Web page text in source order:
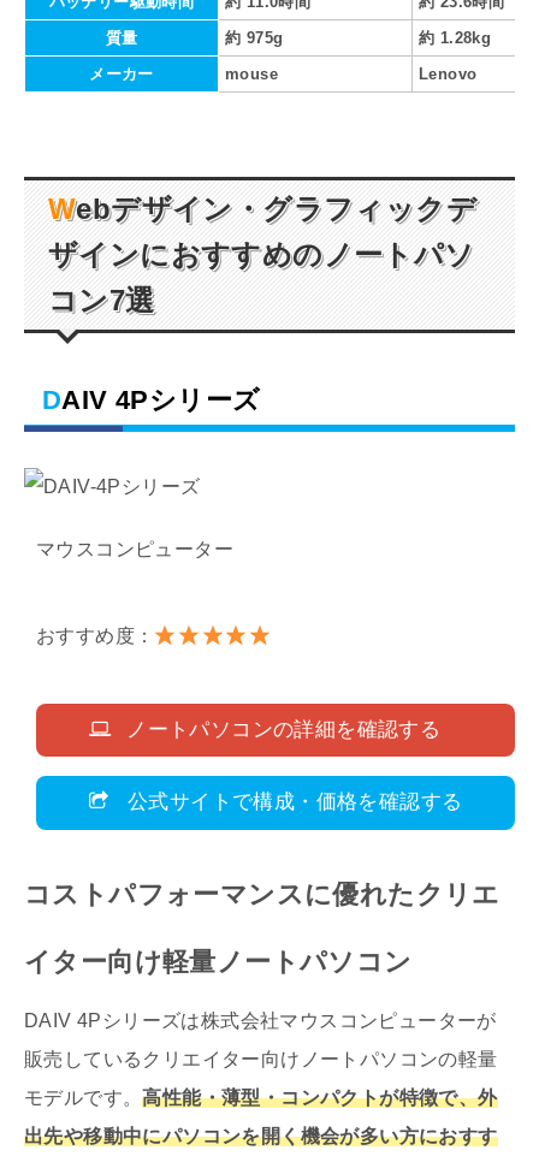
質量
約 975g
約 1.28kg
メーカー
mouse Lenovo
Webデザイン・グラフィックデ
ザインにおすすめのノートパソ
コン7選
DAIV 4Pシリーズ
マウスコンピューター
おすすめ度：
ノートパソコンの詳細を確認する
公式サイトで構成・価格を確認する
コストパフォーマンスに優れたクリエ
イター向け軽量ノートパソコン
DAIV 4Pシリーズは株式会社マウスコンピューターが
販売しているクリエイター向けノートパソコンの軽量
モデルです。高性能・薄型・コンパクトが特徴で、外
出先や移動中にパソコンを開く機会が多い方におすす